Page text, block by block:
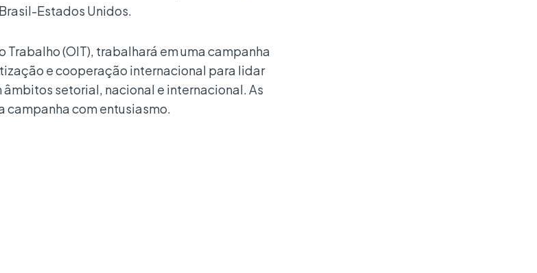
Estados Unidos.
(OIT), trabalhará em uma campanha
e cooperação internacional para lidar
setorial, nacional e internacional. As
campanha com entusiasmo.